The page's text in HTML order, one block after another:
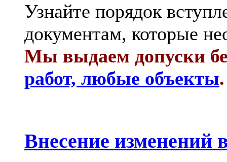
Узнайте порядок
документам, которые
Мы выдаем допуски
работ, любые объекты.
Внесение изменений